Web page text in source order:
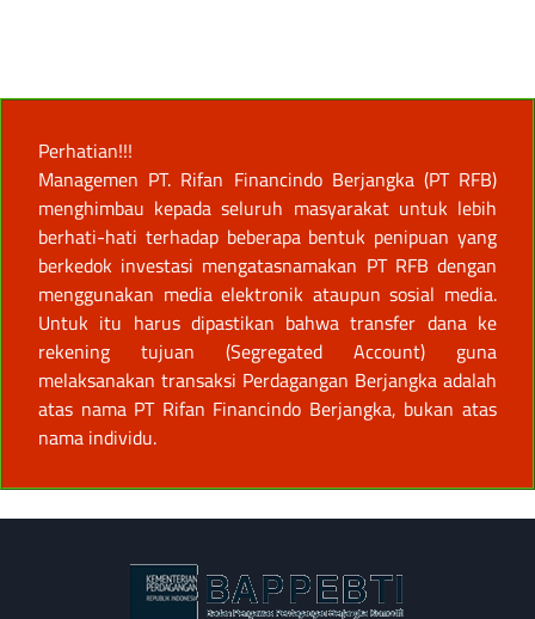
Perhatian!!!
Managemen PT. Rifan Financindo Berjangka (PT RFB)
menghimbau kepada seluruh masyarakat untuk lebih
berhati-hati terhadap beberapa bentuk penipuan yang
berkedok investasi mengatasnamakan PT RFB dengan
menggunakan media elektronik ataupun sosial media.
Untuk itu harus dipastikan bahwa transfer dana ke
rekening tujuan (Segregated Account) guna
melaksanakan transaksi Perdagangan Berjangka adalah
atas nama PT Rifan Financindo Berjangka, bukan atas
nama individu.